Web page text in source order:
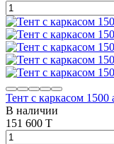
Тент с каркасом
В наличии
151 600 T